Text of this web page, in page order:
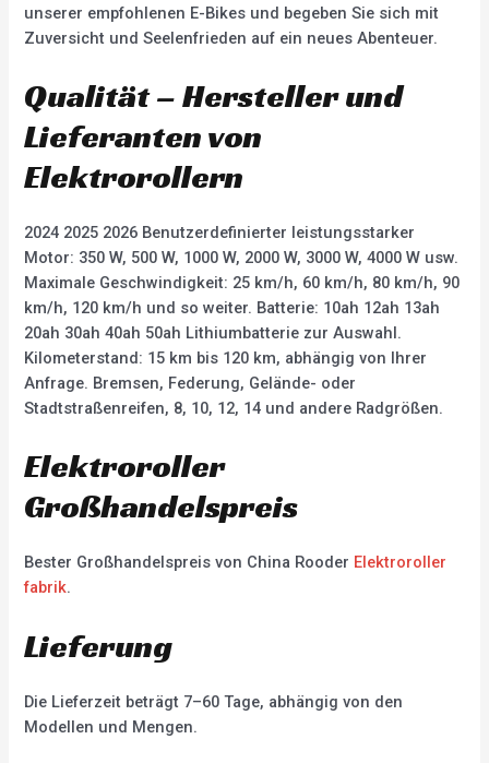
unserer empfohlenen E-Bikes und begeben Sie sich mit
Zuversicht und Seelenfrieden auf ein neues Abenteuer.
Qualität – Hersteller und
Lieferanten von
Elektrorollern
2024 2025 2026 Benutzerdefinierter leistungsstarker
Motor: 350 W, 500 W, 1000 W, 2000 W, 3000 W, 4000 W usw.
Maximale Geschwindigkeit: 25 km/h, 60 km/h, 80 km/h, 90
km/h, 120 km/h und so weiter. Batterie: 10ah 12ah 13ah
20ah 30ah 40ah 50ah Lithiumbatterie zur Auswahl.
Kilometerstand: 15 km bis 120 km, abhängig von Ihrer
Anfrage. Bremsen, Federung, Gelände- oder
Stadtstraßenreifen, 8, 10, 12, 14 und andere Radgrößen.
Elektroroller
Großhandelspreis
Bester Großhandelspreis von China Rooder Elektroroller
fabrik.
Lieferung
Die Lieferzeit beträgt 7–60 Tage, abhängig von den
Modellen und Mengen.